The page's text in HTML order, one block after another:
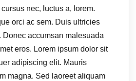
nec, luctus a, lorem.
orci ac sem. Duis ultricies
Donec accumsan malesuada
eros. Lorem ipsum dolor sit
adipiscing elit. Mauris
magna. Sed laoreet aliquam